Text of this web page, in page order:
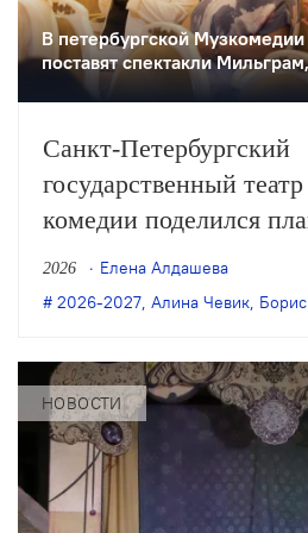
В петербургской
поставят спектакли
Санкт-Петербургский
государственный
комедии поделился
и 2027 годы, в числе
премьеры постановок
Сенте и Алины Чевик,
формат работы: теперь
отдельные
и оперетты с
руководителями.
2026
Елена Алдашева
2026-2027 Алина Чевик
НОВОСТИ